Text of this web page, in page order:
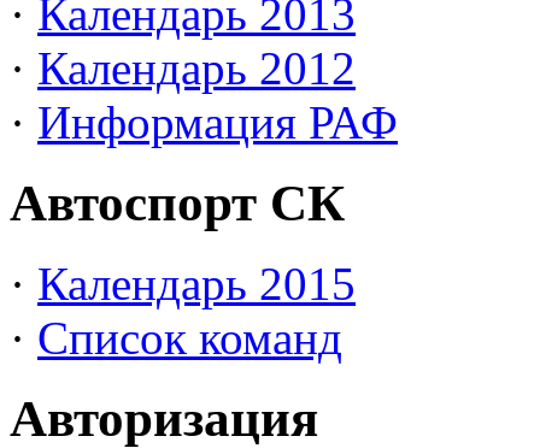
· Календарь 2013
· Календарь 2012
· Информация РАФ
Автоспорт СК
· Календарь 2015
· Список команд
Авторизация